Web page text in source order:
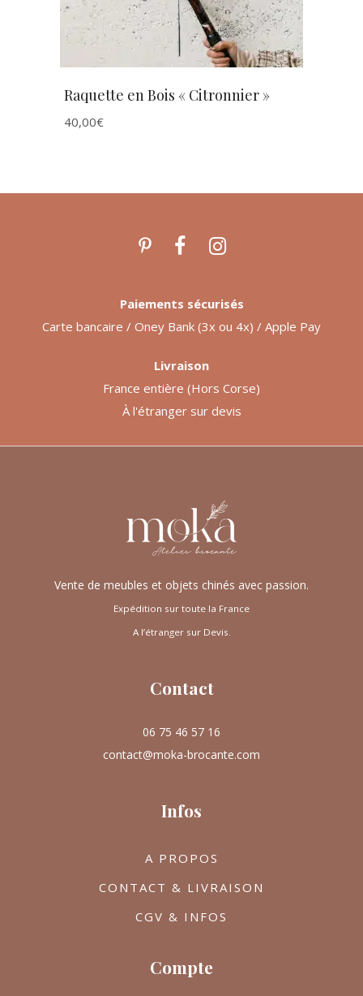
Raquette en Bois « Citronnier »
40,00€
Vente de meubles et objets chinés avec passion.
Expédition sur toute la France
A l’étranger sur Devis.
Contact
06 75 46 57 16
contact@moka-brocante.com
Infos
A PROPOS
CONTACT & LIVRAISON
CGV & INFOS
Compte
Paiements sécurisés
Carte bancaire / Oney Bank (3x ou 4x) / Apple Pay
Livraison
France entière (Hors Corse)
À l'étranger sur devis